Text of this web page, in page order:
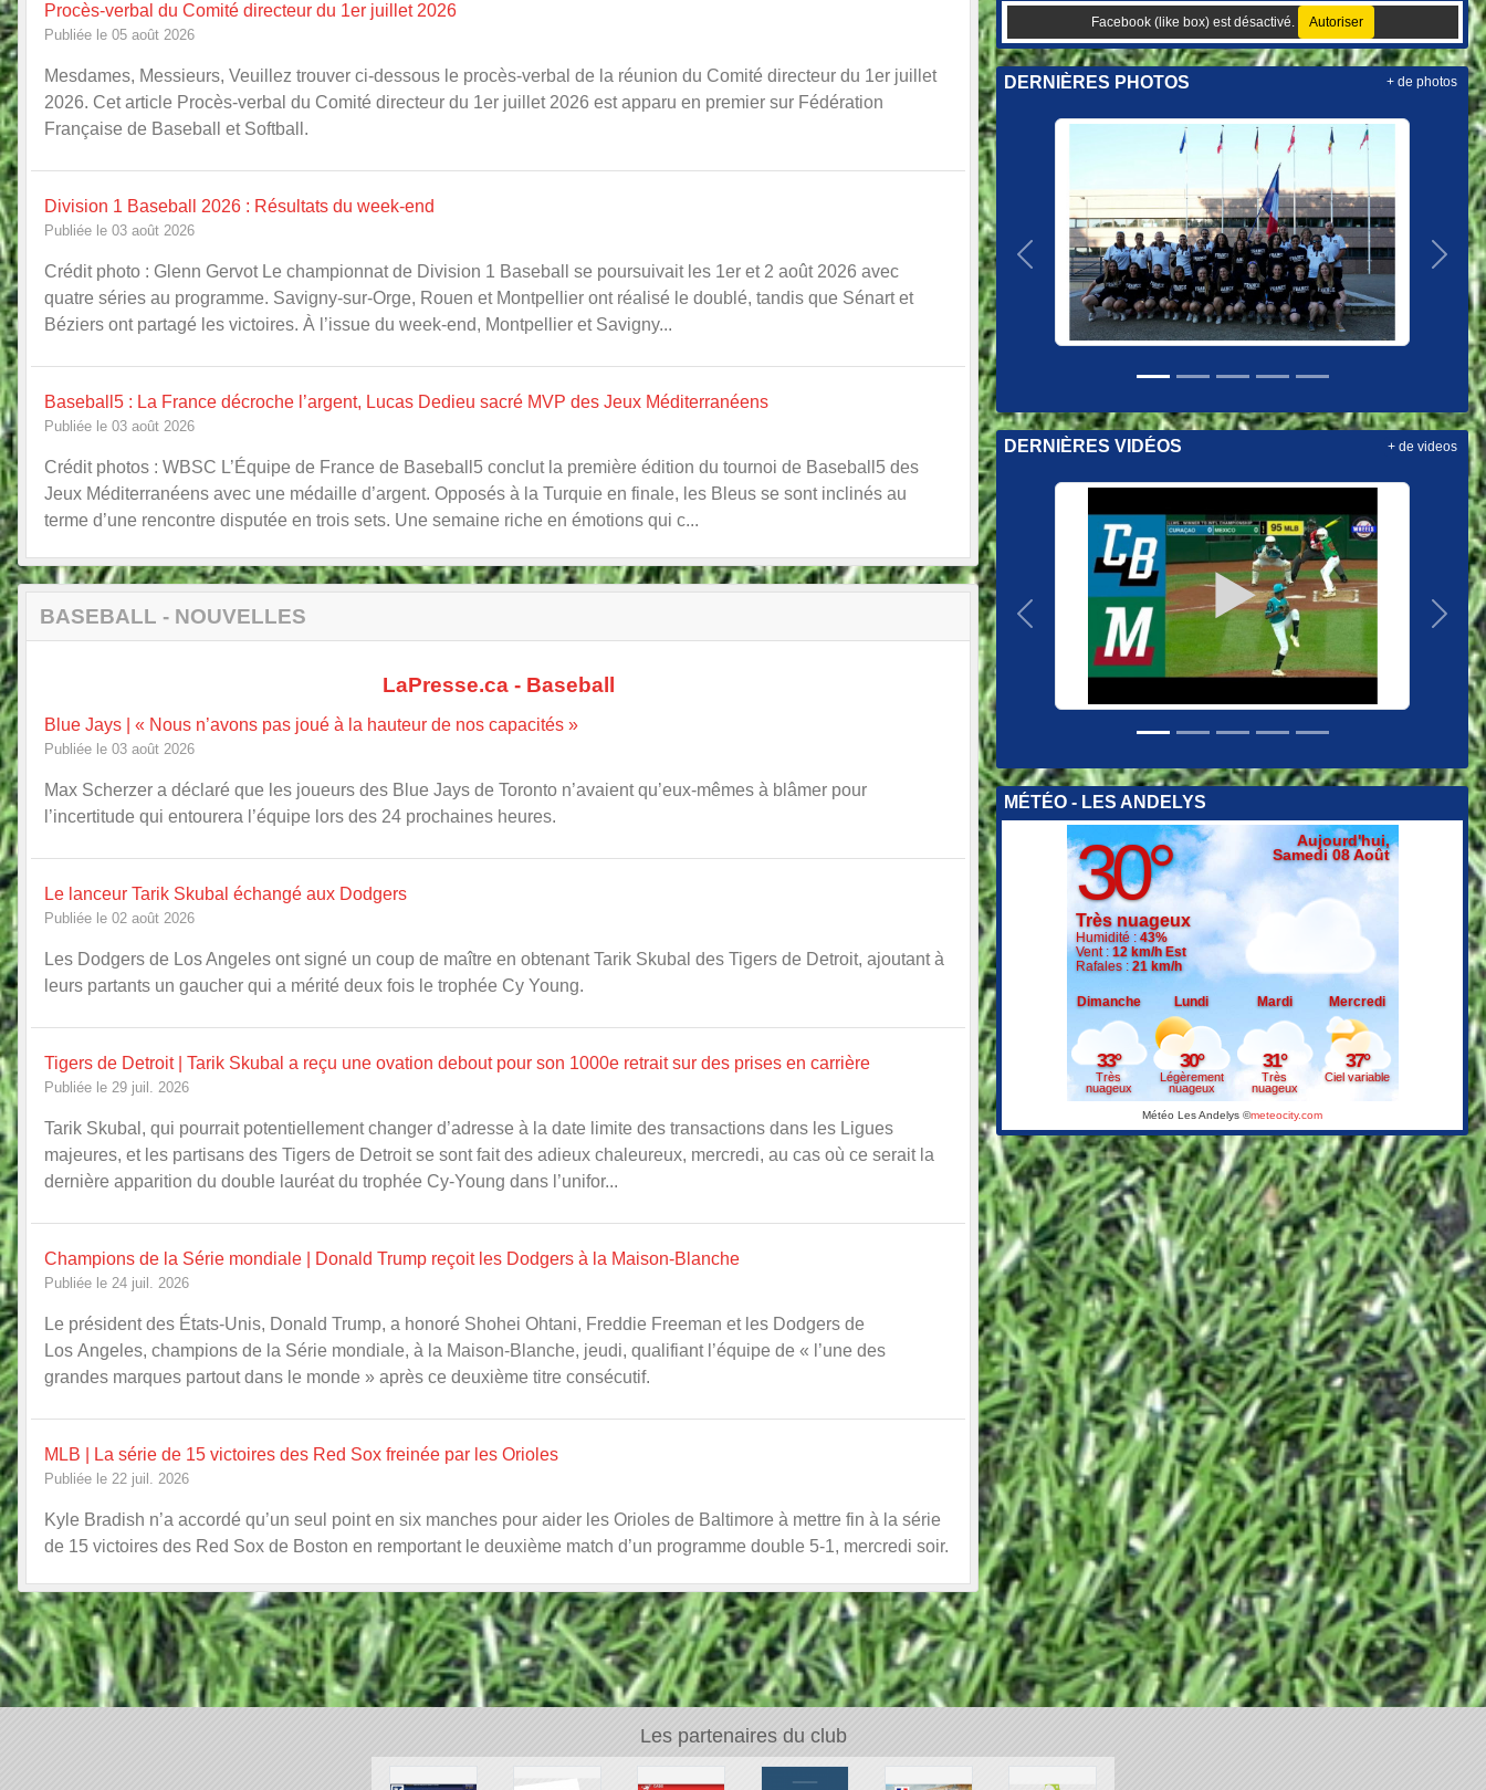
Procès-verbal du Comité directeur du 1er juillet 2026
Publiée le 05 août 2026
Mesdames, Messieurs, Veuillez trouver ci-dessous le procès-verbal de la réunion du Comité directeur du 1er juillet
2026. Cet article Procès-verbal du Comité directeur du 1er juillet 2026 est apparu en premier sur Fédération
Française de Baseball et Softball.
Division 1 Baseball 2026 : Résultats du week-end
Publiée le 03 août 2026
Crédit photo : Glenn Gervot Le championnat de Division 1 Baseball se poursuivait les 1er et 2 août 2026 avec
quatre séries au programme. Savigny-sur-Orge, Rouen et Montpellier ont réalisé le doublé, tandis que Sénart et
Béziers ont partagé les victoires. À l’issue du week-end, Montpellier et Savigny...
Baseball5 : La France décroche l’argent, Lucas Dedieu sacré MVP des Jeux Méditerranéens
Publiée le 03 août 2026
Crédit photos : WBSC L’Équipe de France de Baseball5 conclut la première édition du tournoi de Baseball5 des
Jeux Méditerranéens avec une médaille d’argent. Opposés à la Turquie en finale, les Bleus se sont inclinés au
terme d’une rencontre disputée en trois sets. Une semaine riche en émotions qui c...
BASEBALL - NOUVELLES
LaPresse.ca - Baseball
Blue Jays | « Nous n’avons pas joué à la hauteur de nos capacités »
Publiée le 03 août 2026
Max Scherzer a déclaré que les joueurs des Blue Jays de Toronto n’avaient qu’eux-mêmes à blâmer pour
l’incertitude qui entourera l’équipe lors des 24 prochaines heures.
Le lanceur Tarik Skubal échangé aux Dodgers
Publiée le 02 août 2026
Les Dodgers de Los Angeles ont signé un coup de maître en obtenant Tarik Skubal des Tigers de Detroit, ajoutant à
leurs partants un gaucher qui a mérité deux fois le trophée Cy Young.
Tigers de Detroit | Tarik Skubal a reçu une ovation debout pour son 1000e retrait sur des prises en carrière
Publiée le 29 juil. 2026
Tarik Skubal, qui pourrait potentiellement changer d’adresse à la date limite des transactions dans les Ligues
majeures, et les partisans des Tigers de Detroit se sont fait des adieux chaleureux, mercredi, au cas où ce serait la
dernière apparition du double lauréat du trophée Cy-Young dans l’unifor...
Champions de la Série mondiale | Donald Trump reçoit les Dodgers à la Maison-Blanche
Publiée le 24 juil. 2026
Le président des États-Unis, Donald Trump, a honoré Shohei Ohtani, Freddie Freeman et les Dodgers de
Los Angeles, champions de la Série mondiale, à la Maison-Blanche, jeudi, qualifiant l’équipe de « l’une des
grandes marques partout dans le monde » après ce deuxième titre consécutif.
MLB | La série de 15 victoires des Red Sox freinée par les Orioles
Publiée le 22 juil. 2026
Kyle Bradish n’a accordé qu’un seul point en six manches pour aider les Orioles de Baltimore à mettre fin à la série
de 15 victoires des Red Sox de Boston en remportant le deuxième match d’un programme double 5-1, mercredi soir.
Facebook (like box) est désactivé. Autoriser
DERNIÈRES PHOTOS
Précedent
+ de photos
DERNIÈRES VIDÉOS
Précedent
+ de videos
MÉTÉO - LES ANDELYS
Météo Les Andelys ©meteocity.com
Les partenaires du club